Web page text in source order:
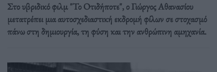
Στο υβριδικό φιλμ "Το Οτιδήποτε", ο Γιώργος Αθανασίου
μετατρέπει μια αυτοσχεδιαστική εκδρομή φίλων σε στοχασμό
πάνω στη δημιουργία, τη φύση και την ανθρώπινη αμηχανία.